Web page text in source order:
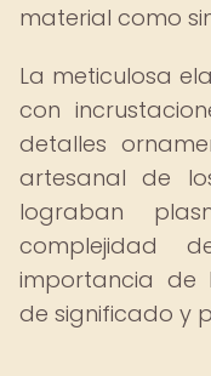
material como
La meticulosa
con
detalles
artesanal de
lograban
complejidad
importancia de
de significado y